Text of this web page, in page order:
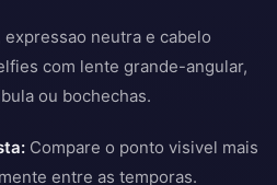
neutra e cabelo
com lente grande-angular,
ou bochechas.
Compare o ponto visivel mais
entre as temporas.